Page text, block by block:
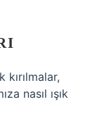
nasıl ışık